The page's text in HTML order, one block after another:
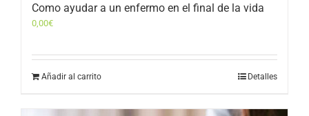
Como ayudar a un enfermo en el final de la vida
0,00€
Añadir al carrito Detalles